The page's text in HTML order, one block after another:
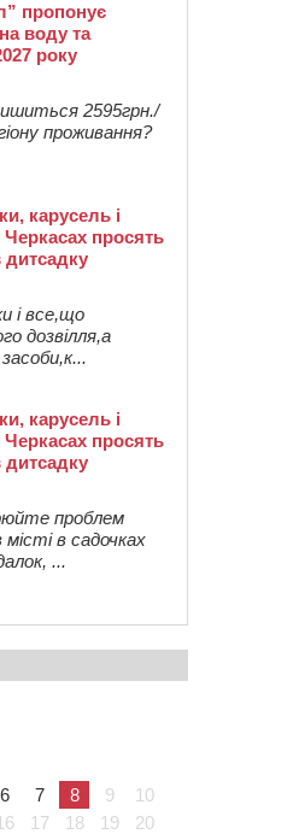
пропонує
воду та
року
2595грн./
проживання?
карусель і
Черкасах просять
і все,що
дозвілля,а
карусель і
Черкасах просять
проблем
в садочках
...
6 7 8 9
10
17 18 19 20